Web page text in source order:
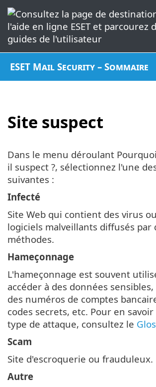
ESET Mail Security – Sommaire
Site suspect
Dans le menu déroulant
il suspect ?, sélectionnez l'une
suivantes :
Infecté
Site Web qui contient des virus
logiciels malveillants diffusés par
méthodes.
Hameçonnage
L'hameçonnage est souvent
accéder à des données
des numéros de comptes
codes secrets, etc. Pour en
type de attaque, consultez le
Scam
Site d'escroquerie ou frauduleux.
Autre